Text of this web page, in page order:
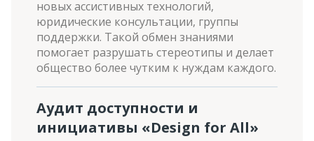
новых ассистивных технологий,
юридические консультации, группы
поддержки. Такой обмен знаниями
помогает разрушать стереотипы и делает
общество более чутким к нуждам каждого.
Аудит доступности и
инициативы «Design for All»